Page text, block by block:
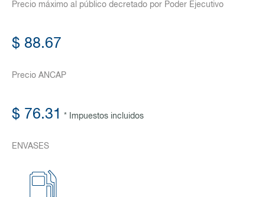
Precio máximo al público decretado por Poder Ejecutivo
$ 88.67
Precio ANCAP
$ 76.31 * Impuestos incluidos
ENVASES